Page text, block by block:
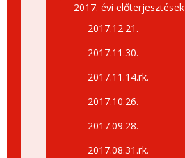
2017. évi előterjesztések
2017.12.21.
2017.11.30.
2017.11.14.rk.
2017.10.26.
2017.09.28.
2017.08.31.rk.